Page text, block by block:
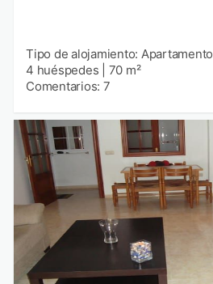
Tipo de alojamiento: Apartamento
4 huéspedes
70 m²
Comentarios: 7